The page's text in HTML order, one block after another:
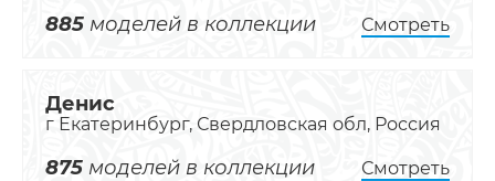
885 моделей в коллекции Смотреть
Денис
г Екатеринбург, Свердловская обл, Россия
875 моделей в коллекции Смотреть